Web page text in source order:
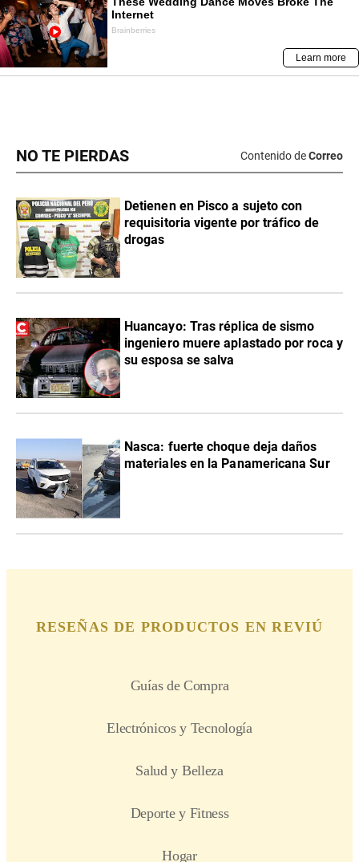
NO TE PIERDAS Contenido deCorreo
Detienen en Pisco a sujeto con
requisitoria vigente por tráfico de
drogas
Huancayo: Tras réplica de sismo
ingeniero muere aplastado por roca y
su esposa se salva
Nasca: fuerte choque deja daños
materiales en la Panamericana Sur